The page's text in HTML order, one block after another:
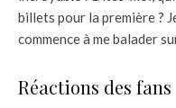
billets pour la première ?
commence à me balader
Réactions des fans